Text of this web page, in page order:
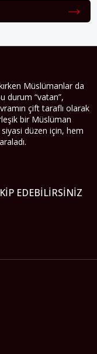
Müslümanlar da
durum “vatan”,
çift taraflı olarak
bir Müslüman
düzen için, hem
EDEBILIRSINIZ